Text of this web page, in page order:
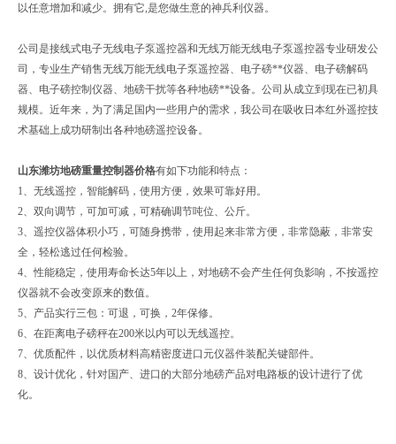
以任意增加和减少。拥有它,是您做生意的神兵利仪器。
公司是接线式电子无线电子泵遥控器和无线万能无线电子泵遥控器专业研发公
司，专业生产销售无线万能无线电子泵遥控器、电子磅**仪器、电子磅解码
器、电子磅控制仪器、地磅干扰等各种地磅**设备。公司从成立到现在已初具
规模。近年来，为了满足国内一些用户的需求，我公司在吸收日本红外遥控技
术基础上成功研制出各种地磅遥控设备。
山东潍坊地磅重量控制器价格有如下功能和特点：
1、无线遥控，智能解码，使用方便，效果可靠好用。
2、双向调节，可加可减，可精确调节吨位、公斤。
3、遥控仪器体积小巧，可随身携带，使用起来非常方便，非常隐蔽，非常安
全，轻松逃过任何检验。
4、性能稳定，使用寿命长达5年以上，对地磅不会产生任何负影响，不按遥控
仪器就不会改变原来的数值。
5、产品实行三包：可退，可换，2年保修。
6、在距离电子磅秤在200米以内可以无线遥控。
7、优质配件，以优质材料高精密度进口元仪器件装配关键部件。
8、设计优化，针对国产、进口的大部分地磅产品对电路板的设计进行了优
化。